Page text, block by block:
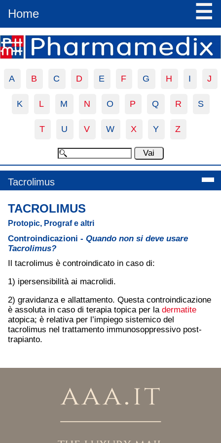
Home ☰
A B C D E F G H I J
K L M N O P Q R S
T U V W X Y Z
Tacrolimus
TACROLIMUS
Protopic, Prograf e altri
Controindicazioni - Quando non si deve usare
Tacrolimus?
Il tacrolimus è controindicato in caso di:
1) ipersensibilità ai macrolidi.
2) gravidanza e allattamento. Questa controindicazione
è assoluta in caso di terapia topica per la dermatite
atopica; è relativa per l’impiego sistemico del
tacrolimus nel trattamento immunosoppressivo post-
trapianto.